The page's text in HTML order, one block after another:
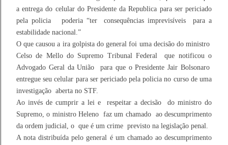
a entrega do celular do Presidente da Republica para ser periciado
pela policia poderia “ter consequências imprevisíveis para a
estabilidade nacional.”
O que causou a ira golpista do general foi uma decisão do ministro
Celso de Mello do Supremo Tribunal Federal que notificou o
Advogado Geral da União para que o Presidente Jair Bolsonaro
entregue seu celular para ser periciado pela policia no curso de uma
investigação aberta no STF.
Ao invés de cumprir a lei e respeitar a decisão do ministro do
Supremo, o ministro Heleno faz um chamado ao descumprimento
da ordem judicial, o que é um crime previsto na legislação penal.
A nota distribuída pelo general é um chamado ao descumprimento